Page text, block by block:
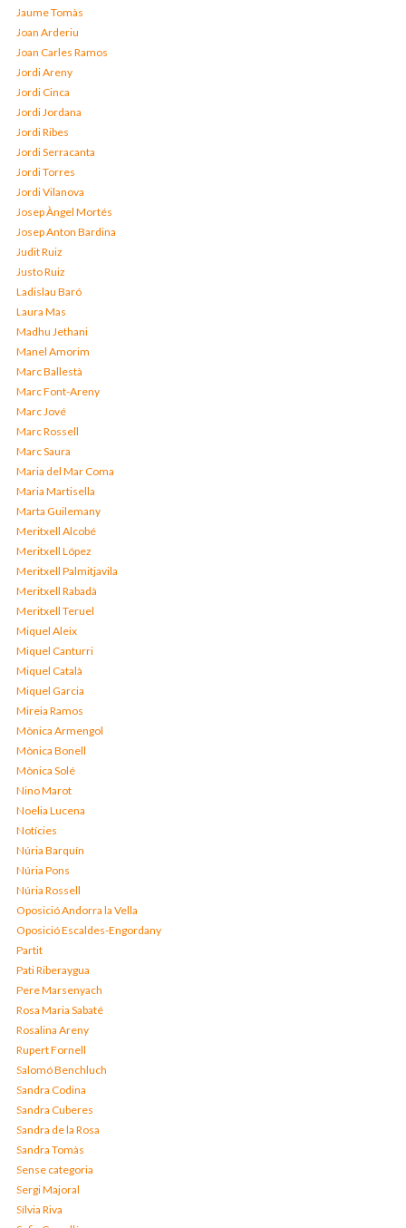
Jaume Tomàs
Joan Arderiu
Joan Carles Ramos
Jordi Areny
Jordi Cinca
Jordi Jordana
Jordi Ribes
Jordi Serracanta
Jordi Torres
Jordi Vilanova
Josep Àngel Mortés
Josep Anton Bardina
Judit Ruiz
Justo Ruiz
Ladislau Baró
Laura Mas
Madhu Jethani
Manel Amorim
Marc Ballestà
Marc Font-Areny
Marc Jové
Marc Rossell
Marc Saura
Maria del Mar Coma
Maria Martisella
Marta Guilemany
Meritxell Alcobé
Meritxell López
Meritxell Palmitjavila
Meritxell Rabadà
Meritxell Teruel
Miquel Aleix
Miquel Canturri
Miquel Català
Miquel Garcia
Mireia Ramos
Mònica Armengol
Mònica Bonell
Mònica Solé
Nino Marot
Noelia Lucena
Notícies
Núria Barquín
Núria Pons
Núria Rossell
Oposició Andorra la Vella
Oposició Escaldes-Engordany
Partit
Pati Riberaygua
Pere Marsenyach
Rosa Maria Sabaté
Rosalina Areny
Rupert Fornell
Salomó Benchluch
Sandra Codina
Sandra Cuberes
Sandra de la Rosa
Sandra Tomàs
Sense categoria
Sergi Majoral
Sílvia Riva